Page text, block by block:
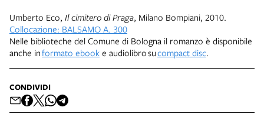
Umberto Eco, Il cimitero di Praga, Milano Bompiani, 2010.
Collocazione: BALSAMO A. 300
Nelle biblioteche del Comune di Bologna il romanzo è disponibile
anche informato ebook e audiolibro sucompact disc.
CONDIVIDI